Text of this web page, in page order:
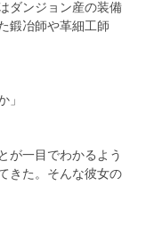
ダンジョン産の装備
鍛冶師や革細工師
」
が一目でわかるよう
きた。そんな彼女の